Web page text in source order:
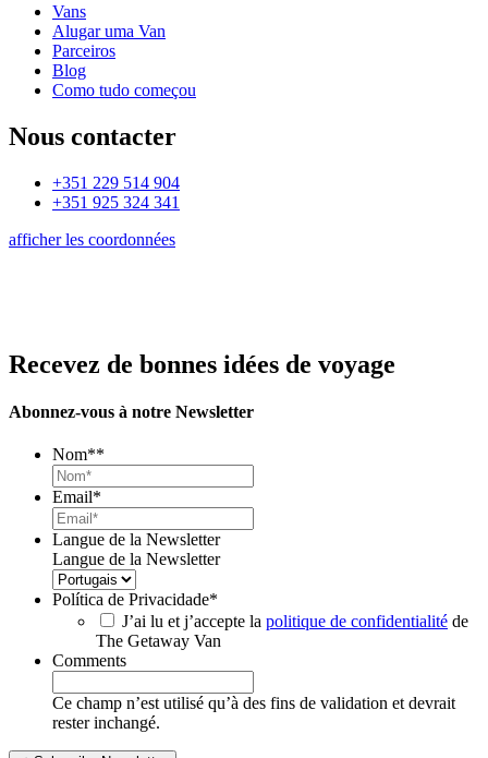
Vans
Alugar uma Van
Parceiros
Blog
Como tudo começou
Nous contacter
+351 229 514 904
+351 925 324 341
afficher les coordonnées
Recevez de bonnes idées de voyage
Abonnez-vous à notre Newsletter
Nom**
Email*
Langue de la Newsletter
Langue de la Newsletter
Política de Privacidade*
J’ai lu et j’accepte la politique de confidentialité de
The Getaway Van
Comments
Ce champ n’est utilisé qu’à des fins de validation et devrait
rester inchangé.